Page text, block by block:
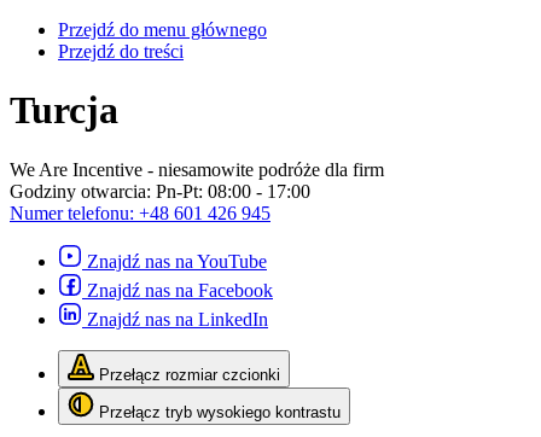
Przejdź do menu głównego
Przejdź do treści
Turcja
We Are Incentive - niesamowite podróże dla firm
Godziny otwarcia: Pn-Pt: 08:00 - 17:00
Numer telefonu: +48 601 426 945
Znajdź nas na YouTube
Znajdź nas na Facebook
Znajdź nas na LinkedIn
Przełącz rozmiar czcionki
Przełącz tryb wysokiego kontrastu